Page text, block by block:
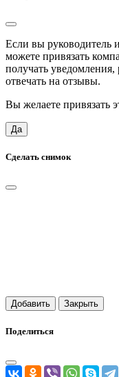
Если вы руководитель
можете привязать
получать
отвечать на отзывы.
Вы желаете привязать
Да
Сделать снимок
Добавить Закрыть
Поделиться